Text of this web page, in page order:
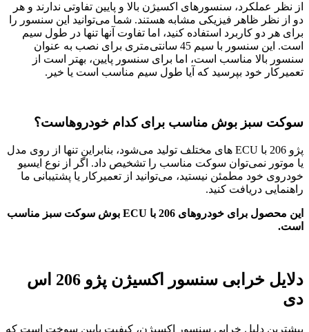
از نظر عملکرد، سنسورهای اکسیژن بالا و پایین تفاوتی ندارند و هر
دو از نظر ظاهر فیزیکی مشابه هستند. شما می‌توانید این سنسور را
برای هر دو کاربرد استفاده کنید، اما تفاوت آنها تنها در طول سیم
است. این سنسور با سیم 45 سانتی‌متری برای نصب به عنوان
سنسور بالا مناسب است، اما برای سنسور پایین، بهتر است از
تعمیرکار خود بپرسید که آیا طول سیم مناسب است یا خیر.
سوکت سبز بوش مناسب برای کدام خودروهاست؟
پژو 206 با ECU های مختلف تولید می‌شود، بنابراین تنها از روی مدل
یا موتور نمی‌توان سوکت مناسب را تشخیص داد. اگر از نوع ایسیو
خودروی خود مطمئن نیستید، می‌توانید از تعمیرکار یا پشتیبانی ما
راهنمایی دریافت کنید.
این محصول برای خودروهای 206 با ECU بوش سوکت سبز مناسب
است.
دلایل خرابی سنسور اکسیژن پژو 206 اس
دی
بیشترین دلیل خرابی سنسور اکسیژن، کیفیت پایین سوخت است که